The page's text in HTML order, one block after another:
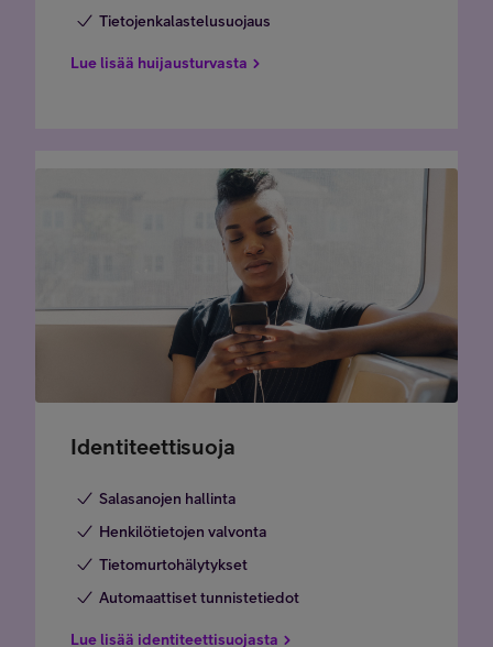
Tietojenkalastelusuojaus
Lue lisää huijausturvasta
Identiteettisuoja
Salasanojen hallinta
Henkilötietojen valvonta
Tietomurtohälytykset
Automaattiset tunnistetiedot
Lue lisää identiteettisuojasta